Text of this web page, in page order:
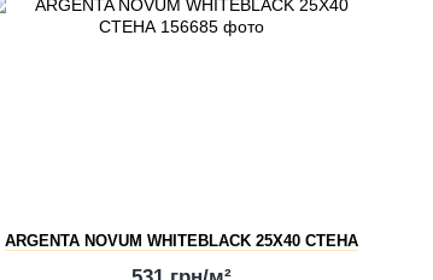
ARGENTA NOVUM WHITEBLACK 25X40 СТЕНА